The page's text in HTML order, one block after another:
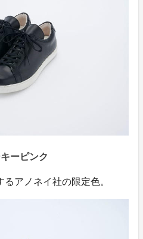
ーピンク
アノネイ社の限定色。